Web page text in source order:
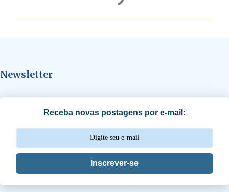
á
s
Newsletter
Receba novas postagens por e-mail:
Inscrever-se